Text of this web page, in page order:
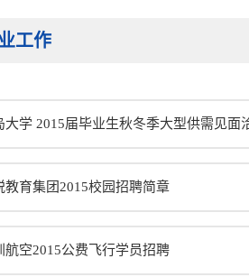
工作
大学 2015届毕业生秋冬季大型供需见面
教育集团2015校园招聘简章
航空2015公费飞行学员招聘